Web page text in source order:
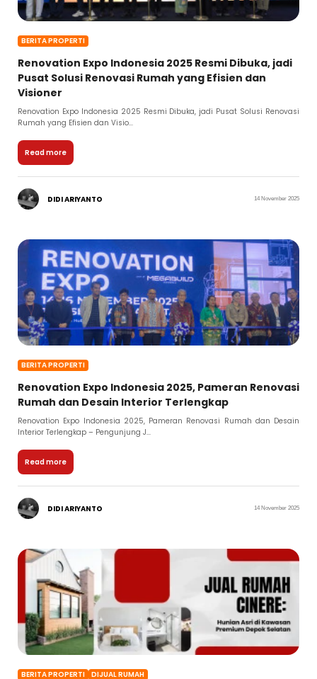
BERITA PROPERTI
Renovation Expo Indonesia 2025 Resmi Dibuka, jadi
Pusat Solusi Renovasi Rumah yang Efisien dan
Visioner
Renovation Expo Indonesia 2025 Resmi Dibuka, jadi Pusat Solusi Renovasi
Rumah yang Efisien dan Visio...
Read more
DIDI ARIYANTO 14 November 2025
BERITA PROPERTI
Renovation Expo Indonesia 2025, Pameran Renovasi
Rumah dan Desain Interior Terlengkap
Renovation Expo Indonesia 2025, Pameran Renovasi Rumah dan Desain
Interior Terlengkap – Pengunjung J...
Read more
DIDI ARIYANTO 14 November 2025
BERITA PROPERTI DIJUAL RUMAH